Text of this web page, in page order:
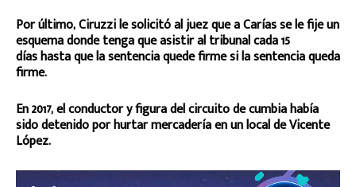
Por último, Ciruzzi le solicitó al juez que a Carías se le fije un
esquema donde tenga que asistir al tribunal cada 15
días hasta que la sentencia quede firme si la sentencia queda
firme.
En 2017, el conductor y figura del circuito de cumbia había
sido detenido por hurtar mercadería en un local de Vicente
López.
R